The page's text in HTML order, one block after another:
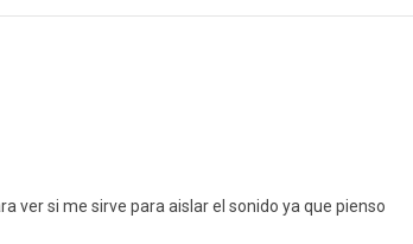
ver si me sirve para aislar el sonido ya que pienso